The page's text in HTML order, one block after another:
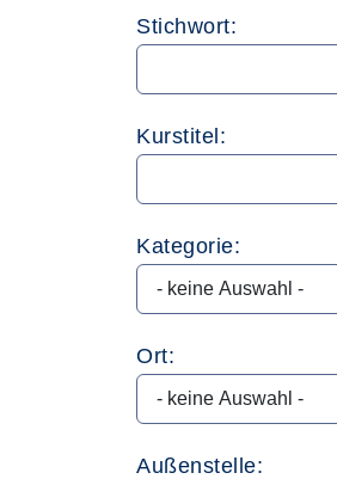
Stichwort:
Kurstitel:
Kategorie:
Ort:
Außenstelle: